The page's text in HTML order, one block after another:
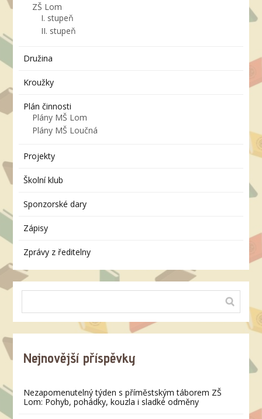
ZŠ Lom
I. stupeň
II. stupeň
Družina
Kroužky
Plán činnosti
Plány MŠ Lom
Plány MŠ Loučná
Projekty
Školní klub
Sponzorské dary
Zápisy
Zprávy z ředitelny
Nejnovější příspěvky
Nezapomenutelný týden s příměstským táborem ZŠ
Lom: Pohyb, pohádky, kouzla i sladké odměny